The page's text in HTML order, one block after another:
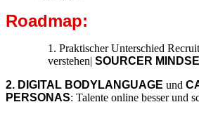
Roadmap:
1. Praktischer Unterschied
verstehen| SOURCER
2. DIGITAL BODYLANGUAGE und
PERSONAS: Talente online besser und